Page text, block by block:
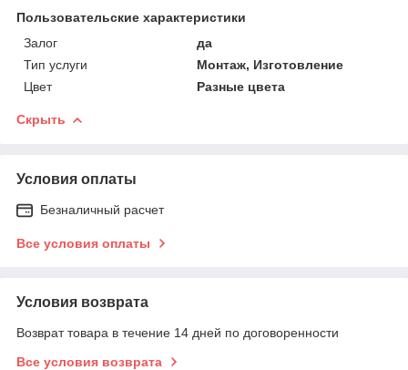
Пользовательские характеристики
Залог
да
Тип услуги
Монтаж, Изготовление
Цвет
Разные цвета
Скрыть
Условия оплаты
Безналичный расчет
Все условия оплаты
Условия возврата
Возврат товара в течение 14 дней по договоренности
Все условия возврата